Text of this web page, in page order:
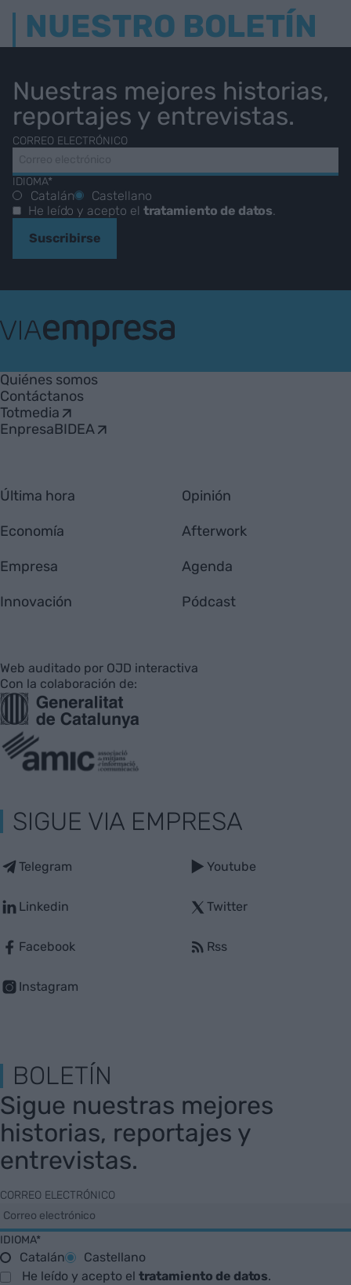
NUESTRO BOLETÍN
Nuestras mejores historias,
reportajes y entrevistas.
CORREO ELECTRÓNICO
IDIOMA*
Catalán
Castellano
He leído y acepto el tratamiento de datos.
Suscribirse
Empresa
Quiénes somos
Contáctanos
Totmedia
EnpresaBIDEA
Última hora
Economía
Empresa
Innovación
Opinión
Afterwork
Agenda
Pódcast
Web auditado por OJD interactiva
Con la colaboración de:
SIGUE VIA EMPRESA
Telegram
Linkedin
Facebook
Instagram
Youtube
Twitter
Rss
BOLETÍN
Sigue nuestras mejores
historias, reportajes y
entrevistas.
CORREO ELECTRÓNICO
IDIOMA*
Catalán
Castellano
He leído y acepto el tratamiento de datos.